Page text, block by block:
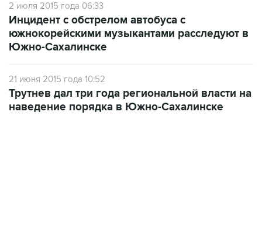
2 июля 2015 года 06:33
Инцидент с обстрелом автобуса с
южнокорейскими музыкантами расследуют в
Южно-Сахалинске
21 июня 2015 года 10:52
Трутнев дал три года региональной власти на
наведение порядка в Южно-Сахалинске